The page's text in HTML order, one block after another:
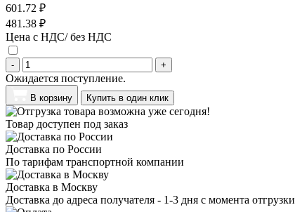
601.72 ₽
481.38 ₽
Цена с НДС/ без НДС
- +
Ожидается поступление.
В корзину Купить в один клик
Товар доступен под заказ
Доставка по России
По тарифам транспортной компании
Доставка в Москву
Доставка до адреса получателя - 1-3 дня с момента отгрузки